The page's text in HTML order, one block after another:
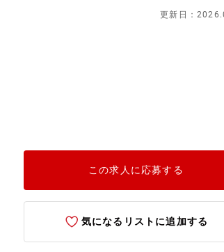
更新日：
この求人に応募する
気になるリストに追加する